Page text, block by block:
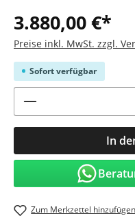
3.880,00 €*
Preise inkl. MwSt. zzgl.
Sofort verfügbar
Produkt
In
Zum Merkzettel hinzufügen